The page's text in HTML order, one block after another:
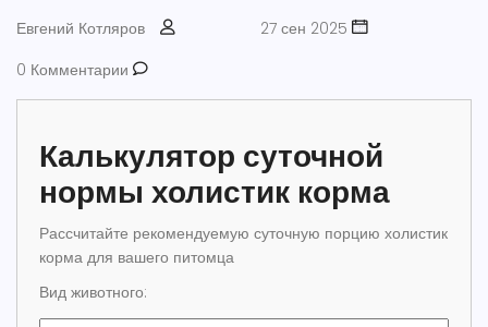
Евгений Котляров
27 сен 2025
0 Комментарии
Калькулятор суточной
нормы холистик корма
Рассчитайте рекомендуемую суточную порцию холистик
корма для вашего питомца
Вид животного: